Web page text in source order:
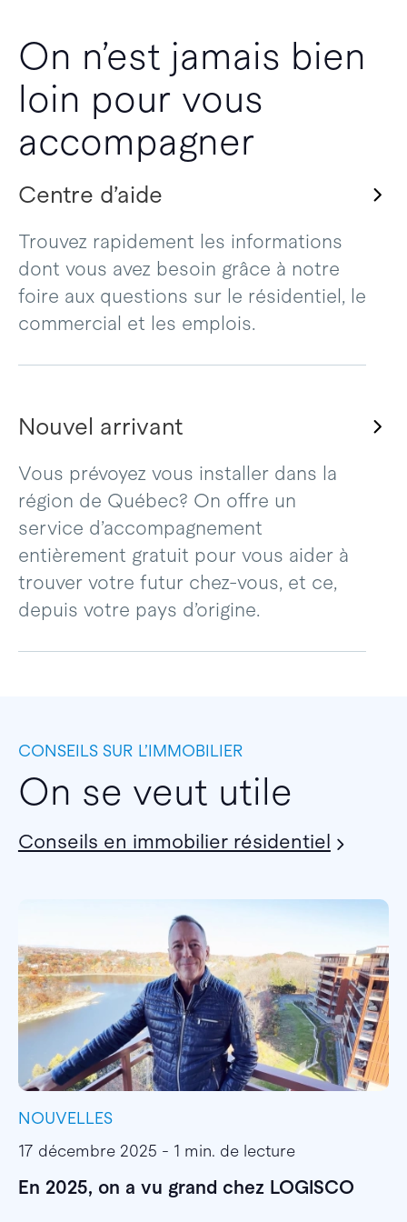
On n’est jamais bien
loin pour vous
accompagner
Centre d’aide
Trouvez rapidement les informations
dont vous avez besoin grâce à notre
foire aux questions sur le résidentiel, le
commercial et les emplois.
Nouvel arrivant
Vous prévoyez vous installer dans la
région de Québec? On offre un
service d’accompagnement
entièrement gratuit pour vous aider à
trouver votre futur chez-vous, et ce,
depuis votre pays d’origine.
CONSEILS SUR L’IMMOBILIER
On se veut utile
Conseils en immobilier résidentiel
NOUVELLES
17 décembre 2025 - 1 min. de lecture
En 2025, on a vu grand chez LOGISCO